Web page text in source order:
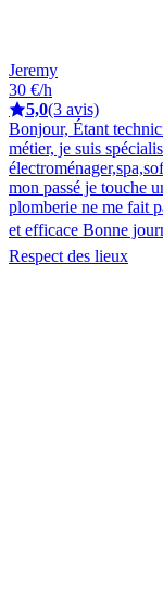
Jeremy
30 €/h
5,0(3 avis)
Bonjour, Étant
métier, je suis
mon passé je touche
plomberie ne me fait
et efficace Bonne
Respect des lieux